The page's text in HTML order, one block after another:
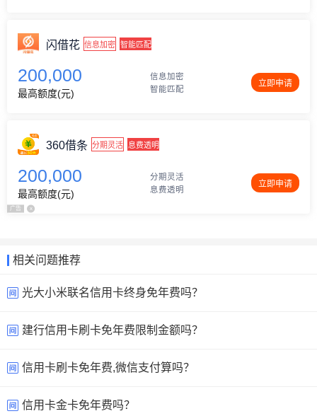
广告 x
闪借花 信息加密 智能匹配
200,000
最高额度(元)
信息加密
智能匹配
立即申请
360借条 分期灵活 息费透明
200,000
最高额度(元)
分期灵活
息费透明
立即申请
相关问题推荐
光大小米联名信用卡终身免年费吗？
建行信用卡刷卡免年费限制金额吗？
信用卡刷卡免年费,微信支付算吗？
信用卡金卡免年费吗？